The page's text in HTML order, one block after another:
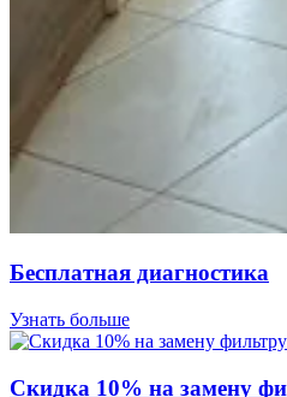
Бесплатная диагностика
Узнать больше
Скидка 10% на замену